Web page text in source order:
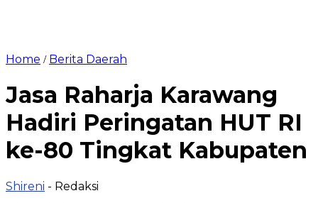
Home / Berita Daerah
Jasa Raharja Karawang
Hadiri Peringatan HUT RI
ke-80 Tingkat Kabupaten
Shireni - Redaksi